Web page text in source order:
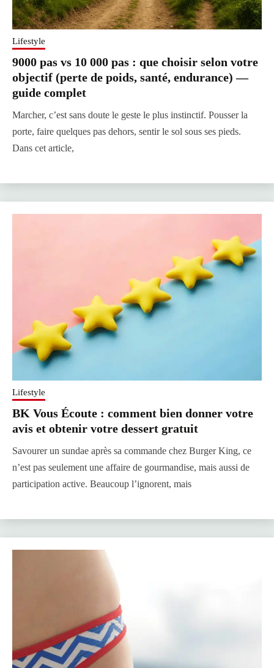
Lifestyle
9000 pas vs 10 000 pas : que choisir selon votre
objectif (perte de poids, santé, endurance) —
guide complet
Marcher, c’est sans doute le geste le plus instinctif. Pousser la
porte, faire quelques pas dehors, sentir le sol sous ses pieds.
Dans cet article,
Lifestyle
BK Vous Écoute : comment bien donner votre
avis et obtenir votre dessert gratuit
Savourer un sundae après sa commande chez Burger King, ce
n’est pas seulement une affaire de gourmandise, mais aussi de
participation active. Beaucoup l’ignorent, mais